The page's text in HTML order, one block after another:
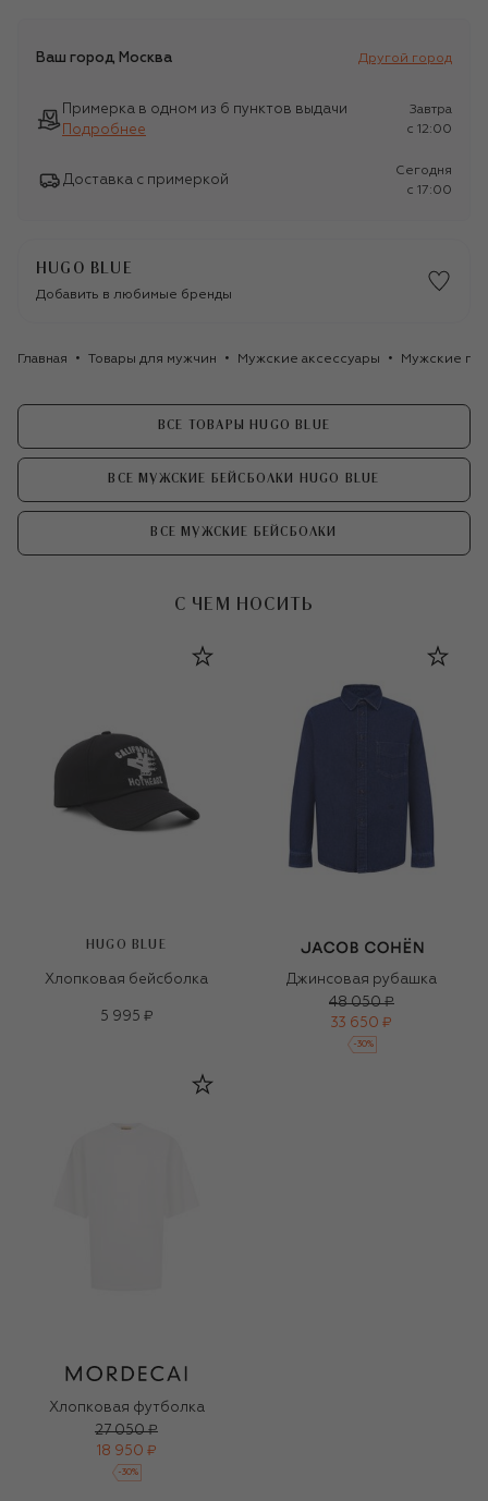
Ваш город Москва Другой город
Примерка в одном из 6 пунктов выдачи
Подробнее
Завтра
c 12:00
Доставка с примеркой
Сегодня
c 17:00
HUGO BLUE
Добавить в любимые бренды
Главная Товары для мужчин Мужские аксессуары Мужские
ВСЕ ТОВАРЫ HUGO BLUE
ВСЕ МУЖСКИЕ БЕЙСБОЛКИ HUGO BLUE
ВСЕ МУЖСКИЕ БЕЙСБОЛКИ
С ЧЕМ НОСИТЬ
HUGO BLUE
Хлопковая бейсболка
5 995 ₽
Джинсовая рубашка
48 050 ₽
33 650 ₽
-30%
Хлопковая футболка
27 050 ₽
18 950 ₽
-30%